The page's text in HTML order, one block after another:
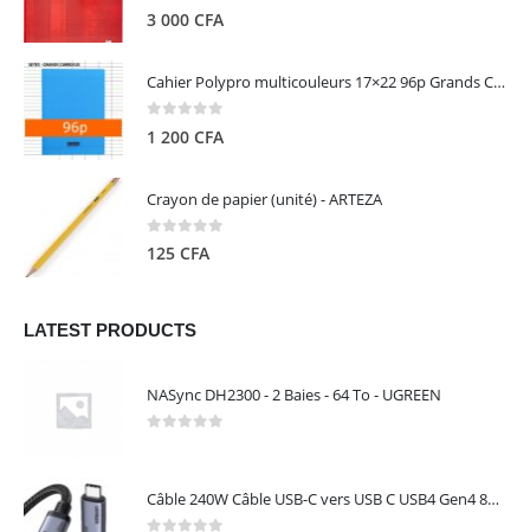
3 000 CFA
Cahier Polypro multicouleurs 17×22 96p Grands Carreaux Séyès 90g - CALLIGRAPHE
1 200 CFA
Crayon de papier (unité) - ARTEZA
0 out of 5
125 CFA
LATEST PRODUCTS
NASync DH2300 - 2 Baies - 64 To - UGREEN
Câble 240W Câble USB-C vers USB C USB4 Gen4 80Gbps pour Thunderbolt 5/4/3, Premium 18K double écran triple 4K PD3.1 - UGREEN